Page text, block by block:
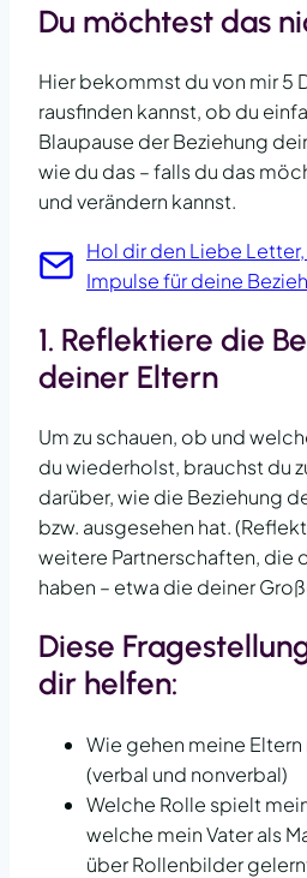
Du möchtest das
Hier bekommst du von mir 5
rausfinden kannst, ob du
Blaupause der Beziehung
wie du das – falls du das
und verändern kannst.
Hol dir den Liebe
Impulse für deine
1. Reflektiere die
deiner Eltern
Um zu schauen, ob und
du wiederholst, brauchst du
darüber, wie die Beziehung
bzw. ausgesehen hat.
weitere Partnerschaften, die
haben – etwa die deiner
Diese
dir helfen:
Wie gehen meine
(verbal und nonverbal)
Welche Rolle spielt
welche mein Vater als
über Rollenbilder